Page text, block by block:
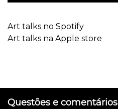
Art talks no Spotify
Art talks na Apple store
Questões e comentários